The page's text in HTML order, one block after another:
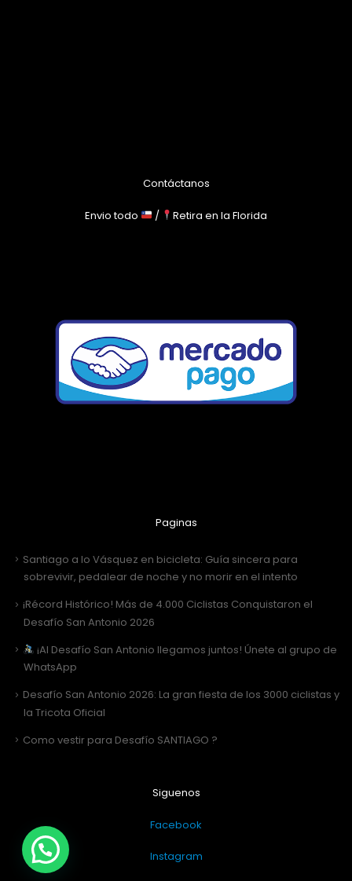
Contáctanos
Envio todo / Retira en la Florida
Paginas
Santiago a lo Vásquez en bicicleta: Guía sincera para
sobrevivir, pedalear de noche y no morir en el intento
¡Récord Histórico! Más de 4.000 Ciclistas Conquistaron el
Desafío San Antonio 2026
¡Al Desafío San Antonio llegamos juntos! Únete al grupo de
WhatsApp
Desafío San Antonio 2026: La gran fiesta de los 3000 ciclistas y
la Tricota Oficial
Como vestir para Desafío SANTIAGO ?
Siguenos
Facebook
Instagram